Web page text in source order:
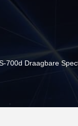
700d Draagbare